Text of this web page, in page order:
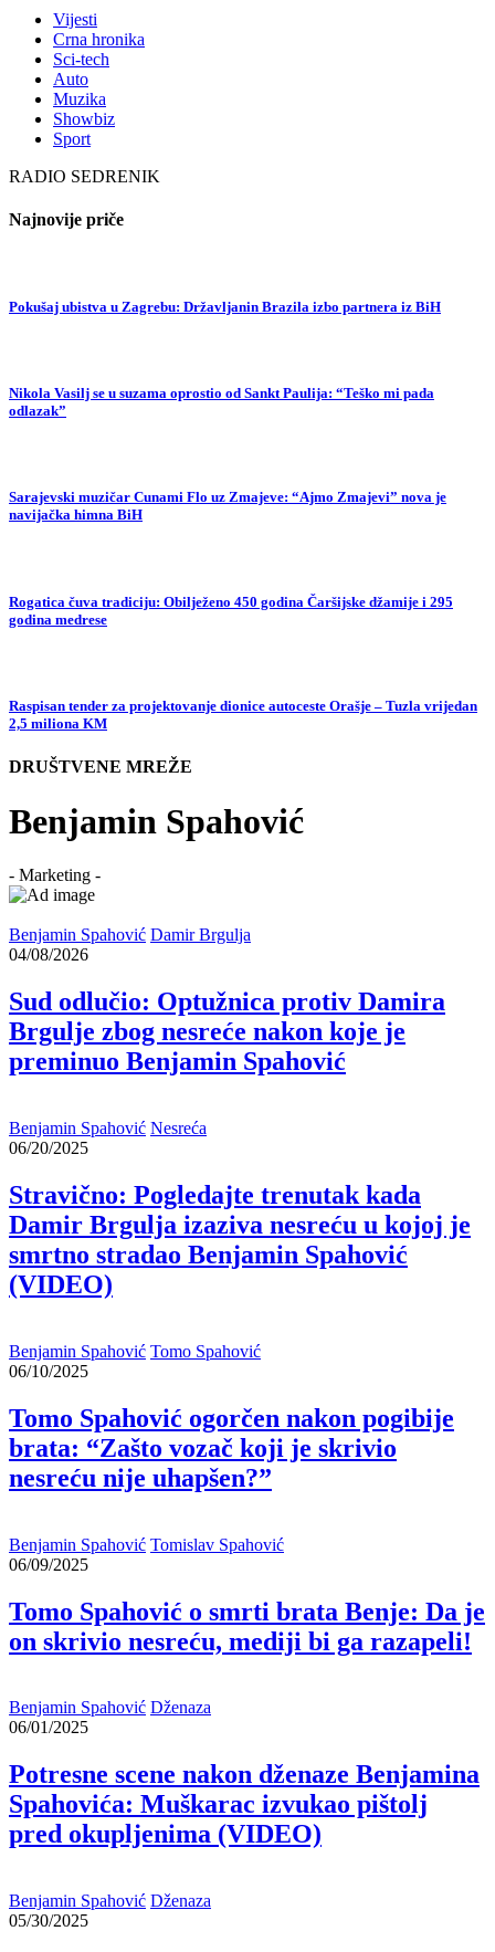
Vijesti
Crna hronika
Sci-tech
Auto
Muzika
Showbiz
Sport
RADIO SEDRENIK
Najnovije priče
Pokušaj ubistva u Zagrebu: Državljanin Brazila izbo partnera iz BiH
Nikola Vasilj se u suzama oprostio od Sankt Paulija: “Teško mi pada
odlazak”
Sarajevski muzičar Cunami Flo uz Zmajeve: “Ajmo Zmajevi” nova je
navijačka himna BiH
Rogatica čuva tradiciju: Obilježeno 450 godina Čaršijske džamije i 295
godina medrese
Raspisan tender za projektovanje dionice autoceste Orašje – Tuzla vrijedan
2,5 miliona KM
DRUŠTVENE MREŽE
Benjamin Spahović
- Marketing -
Benjamin Spahović Damir Brgulja
04/08/2026
Sud odlučio: Optužnica protiv Damira
Brgulje zbog nesreće nakon koje je
preminuo Benjamin Spahović
Benjamin Spahović Nesreća
06/20/2025
Stravično: Pogledajte trenutak kada
Damir Brgulja izaziva nesreću u kojoj je
smrtno stradao Benjamin Spahović
(VIDEO)
Benjamin Spahović Tomo Spahović
06/10/2025
Tomo Spahović ogorčen nakon pogibije
brata: “Zašto vozač koji je skrivio
nesreću nije uhapšen?”
Benjamin Spahović Tomislav Spahović
06/09/2025
Tomo Spahović o smrti brata Benje: Da je
on skrivio nesreću, mediji bi ga razapeli!
Benjamin Spahović Dženaza
06/01/2025
Potresne scene nakon dženaze Benjamina
Spahovića: Muškarac izvukao pištolj
pred okupljenima (VIDEO)
Benjamin Spahović Dženaza
05/30/2025